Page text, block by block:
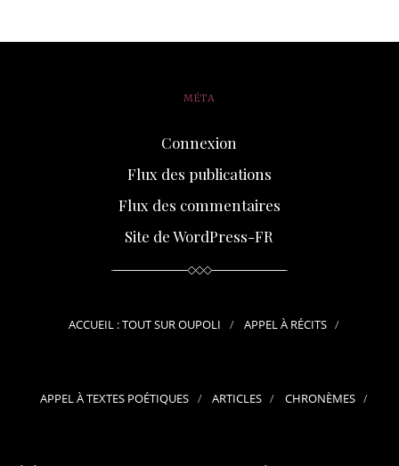
MÉTA
Connexion
Flux des publications
Flux des commentaires
Site de WordPress-FR
ACCUEIL : TOUT SUR OUPOLI APPEL À RÉCITS
APPEL À TEXTES POÉTIQUES ARTICLES CHRONÈMES